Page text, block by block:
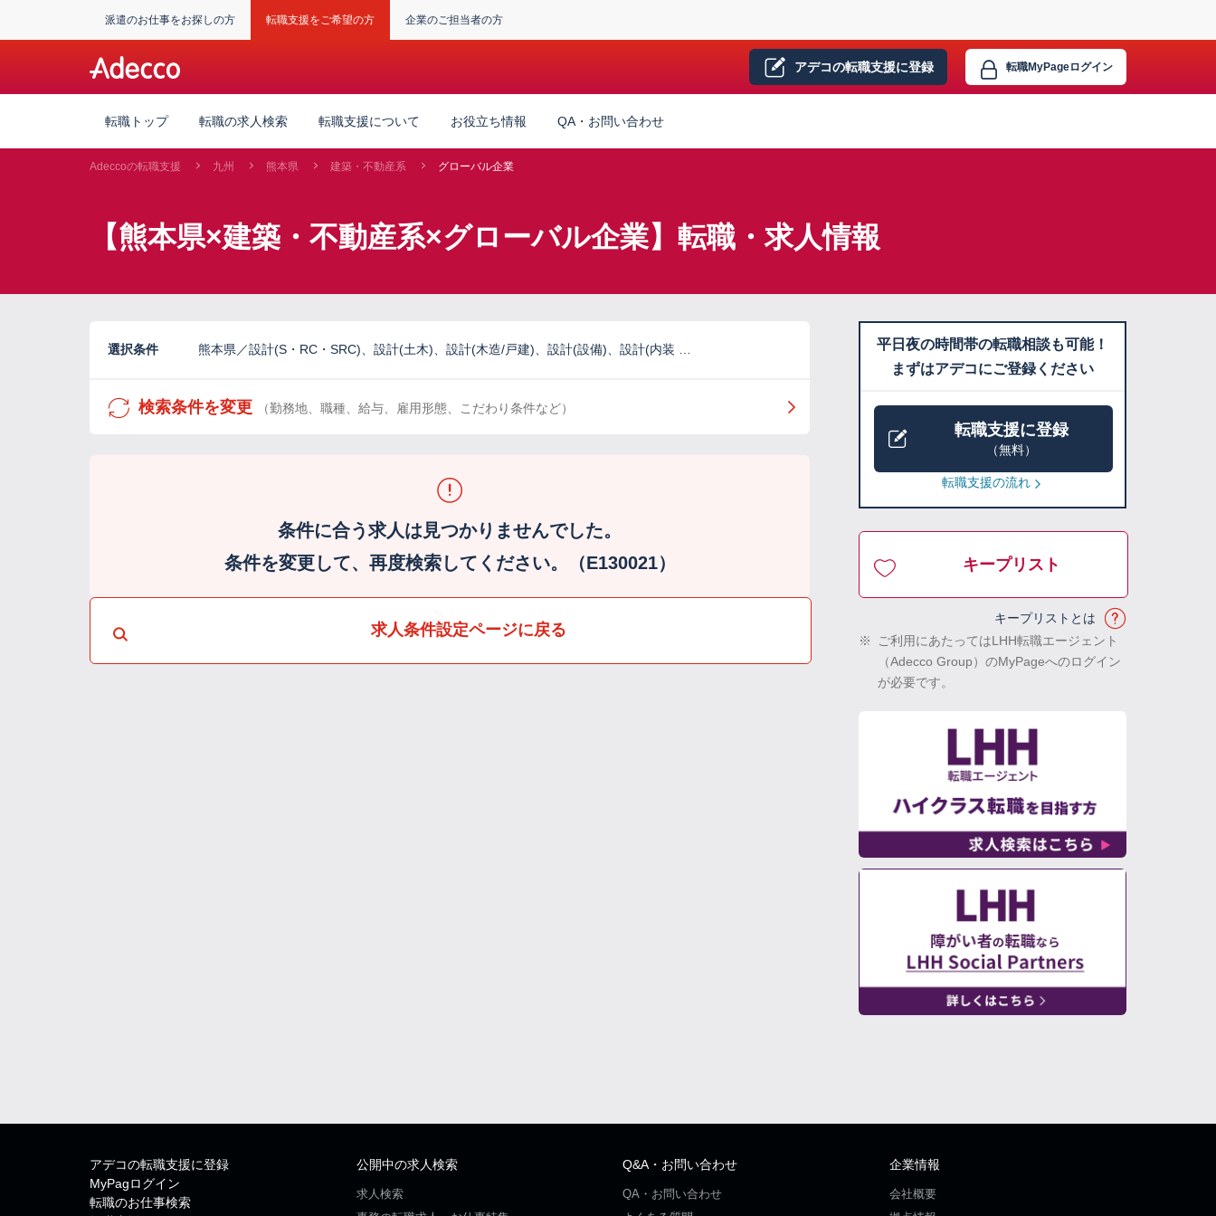
派遣のお仕事をお探しの方 転職支援をご希望の方 企業のご担当者の方
アデコの転職支援に登録 転職MyPageログイン
転職トップ 転職の求人検索 転職支援について お役立ち情報 QA・お問い合わせ
Adeccoの転職支援 九州 熊本県 建築・不動産系 グローバル企業
【熊本県×建築・不動産系×グローバル企業】転職・求人情報
選択条件 熊本県／設計(S・RC・SRC)、設計(土木)、設計(木造/戸建)、設計(設備)、設計(内装 …
検索条件を変更 （勤務地、職種、給与、雇用形態、こだわり条件など）
条件に合う求人は見つかりませんでした。
条件を変更して、再度検索してください。（E130021）
求人条件設定ページに戻る
平日夜の時間帯の転職相談も可能！
まずはアデコにご登録ください
転職支援に登録
（無料）
転職支援の流れ
キープリスト
キープリストとは
※
ご利用にあたってはLHH転職エージェント
（Adecco Group）のMyPageへのログイン
が必要です。
アデコの転職支援に登録
MyPagログイン
転職のお仕事検索
公開中の求人検索
求人検索
Q&A・お問い合わせ
QA・お問い合わせ
企業情報
会社概要